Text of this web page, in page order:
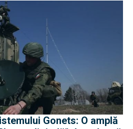
Gonets: O amplă